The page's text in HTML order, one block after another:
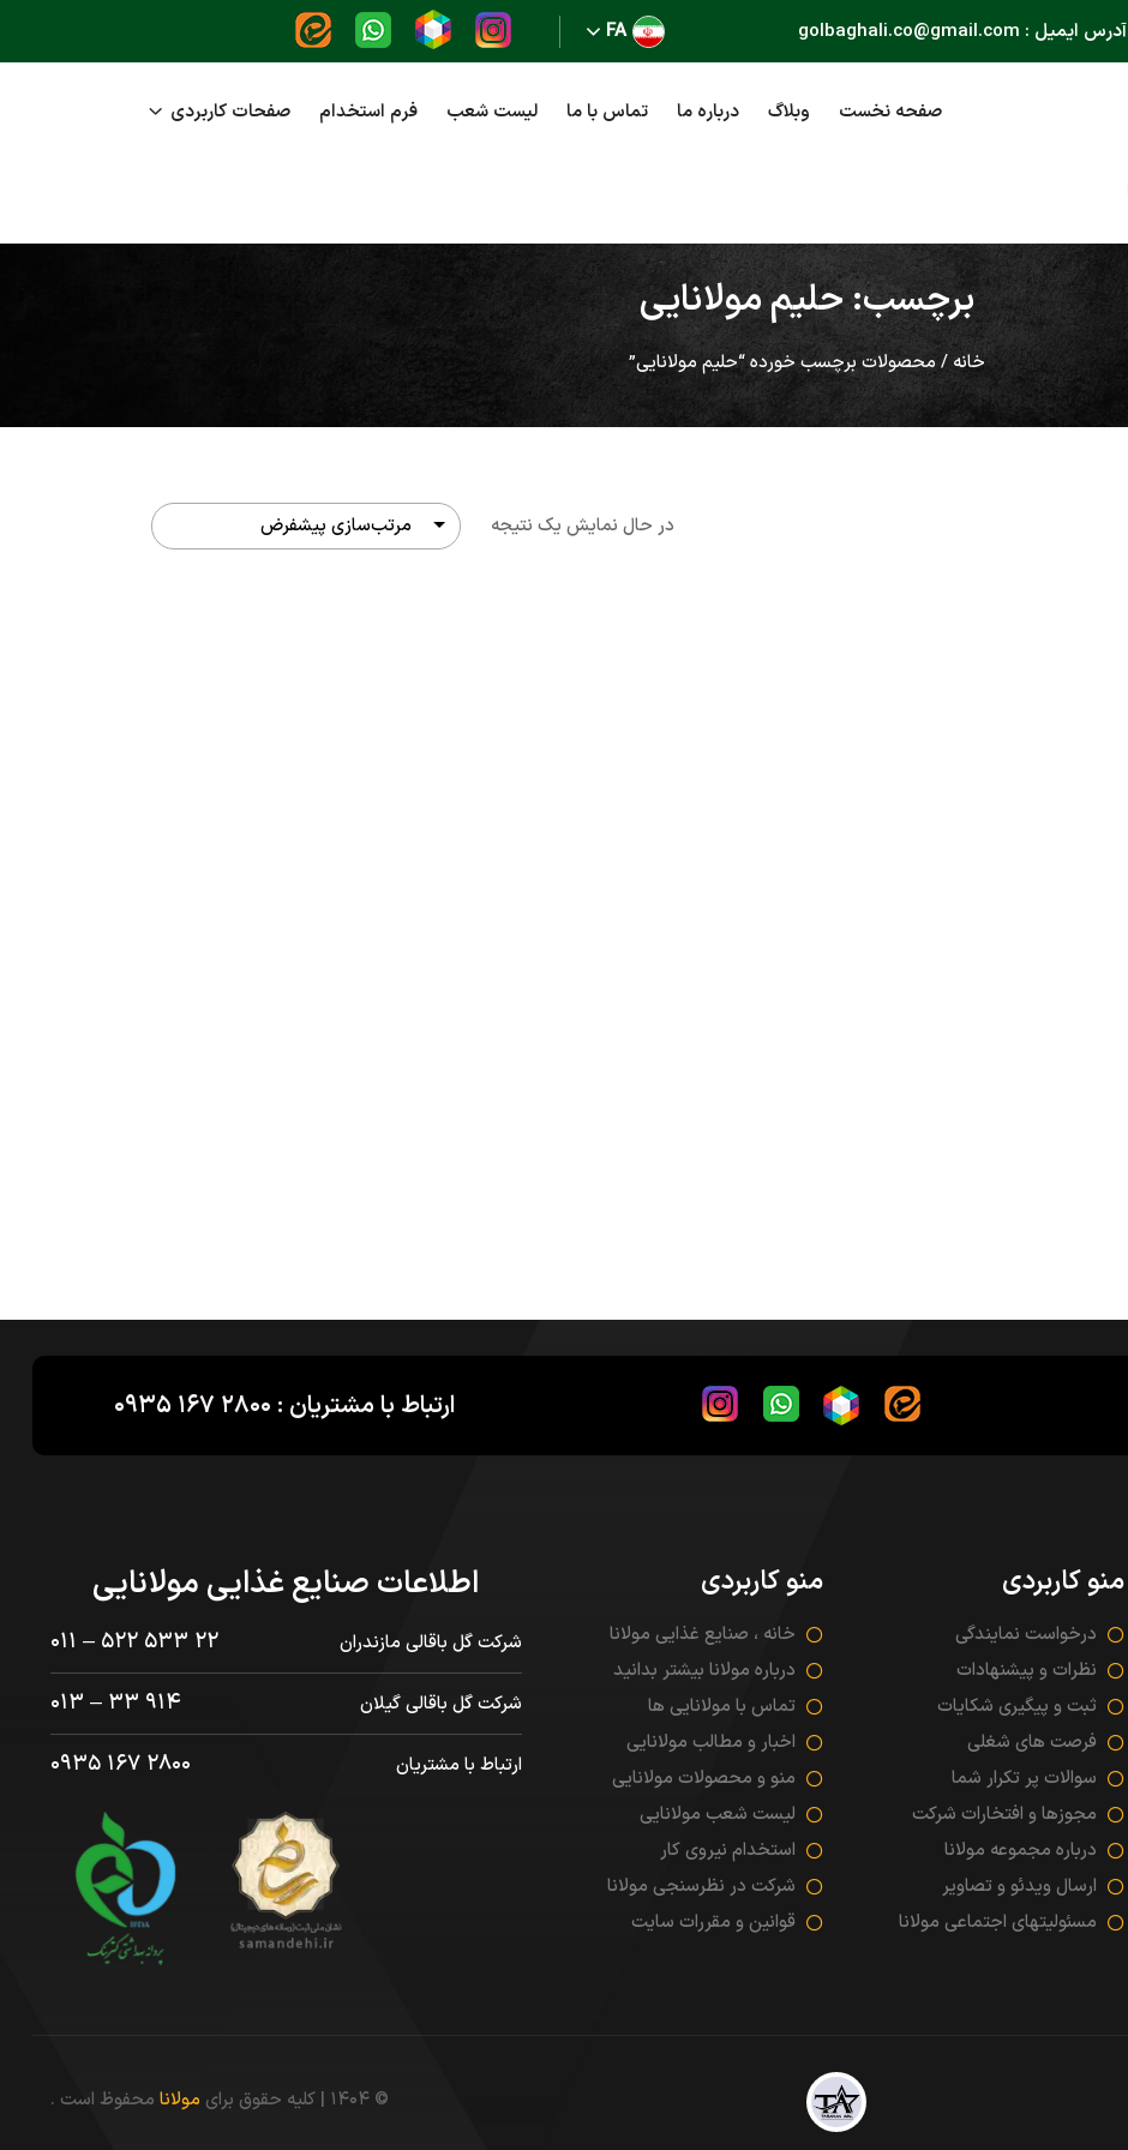
آدرس ایمیل : golbaghali.co@gmail.com FA
صفحه نخست وبلاگ درباره ما تماس با ما لیست شعب فرم استخدام صفحات کاربردی
برچسب: حلیم مولانایی
خانه / محصولات برچسب خورده “حلیم مولانایی”
در حال نمایش یک نتیجه
ارتباط با مشتریان : ۲۸۰۰ ۱۶۷ ۰۹۳۵
منو کاربردی
درخواست نمایندگی
نظرات و پیشنهادات
ثبت و پیگیری شکایات
فرصت های شغلی
سوالات پر تکرار شما
مجوزها و افتخارات شرکت
درباره مجموعه مولانا
ارسال ویدئو و تصاویر
مسئولیتهای اجتماعی مولانا
منو کاربردی
خانه ، صنایع غذایی مولانا
درباره مولانا بیشتر بدانید
تماس با مولانایی ها
اخبار و مطالب مولانایی
منو و محصولات مولانایی
لیست شعب مولانایی
استخدام نیروی کار
شرکت در نظرسنجی مولانا
قوانین و مقررات سایت
اطلاعات صنایع غذایی مولانایی
شرکت گل باقالی مازندران ۲۲ ۵۳۳ ۵۲۲ – ۰۱۱
شرکت گل باقالی گیلان ۹۱۴ ۳۳ – ۰۱۳
ارتباط با مشتریان ۲۸۰۰ ۱۶۷ ۰۹۳۵
© ۱۴۰۴ | کلیه حقوق برای مولانا محفوظ است .
شبکه های اجتماعی
ابراهیم فـــرد